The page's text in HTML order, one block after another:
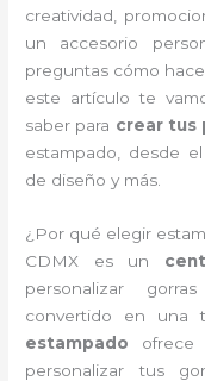
creatividad,
un accesorio
preguntas cómo
este artículo te
saber para crear tus
estampado, desde
de diseño y más.
¿Por qué elegir
CDMX es un
personalizar
convertido en una
estampado ofrece
personalizar tus